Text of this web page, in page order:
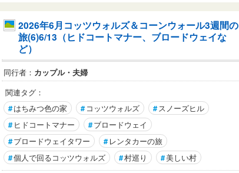
2026年6月コッツウォルズ＆コーンウォール3週間の
旅(6)6/13（ヒドコートマナー、ブロードウェイな
ど）
同行者： カップル・夫婦
関連タグ：
#はちみつ色の家 # コッツウォルズ #スノーズヒル
# ヒドコートマナー #ブロードウェイ
#ブロードウェイタワー # レンタカーの旅
#個人で回るコッツウォルズ #村巡り #美しい村